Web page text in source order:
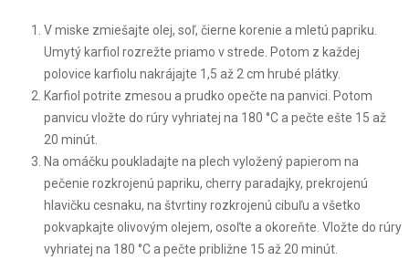
V miske zmiešajte olej, soľ, čierne korenie a mletú papriku.
Umytý karfiol rozrežte priamo v strede. Potom z každej
polovice karfiolu nakrájajte 1,5 až 2 cm hrubé plátky.
Karfiol potrite zmesou a prudko opečte na panvici. Potom
panvicu vložte do rúry vyhriatej na 180 °C a pečte ešte 15 až
20 minút.
Na omáčku poukladajte na plech vyložený papierom na
pečenie rozkrojenú papriku, cherry paradajky, prekrojenú
hlavičku cesnaku, na štvrtiny rozkrojenú cibuľu a všetko
pokvapkajte olivovým olejem, osoľte a okoreňte. Vložte do rúry
vyhriatej na 180 °C a pečte približne 15 až 20 minút.